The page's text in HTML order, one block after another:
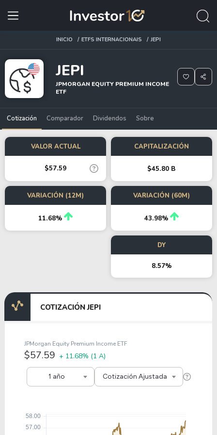
INICIO ETFS INTERNACIONAIS JEPI
JEPI
JPMORGAN EQUITY PREMIUM INCOME
ETF
Cotización Comparador Dividendos Sobre
VALOR ACTUAL
$57.59
CAPITALIZACIÓN
$45.80 B
VARIACIÓN (12M)
11.68%
VARIACIÓN (60M)
43.98%
DY
8.57%
COTIZACIÓN JEPI
1 año
JPMorgan Equity Premium Income ETF
$57.59 + 11.68% (1 A)
Cotización Ajustada